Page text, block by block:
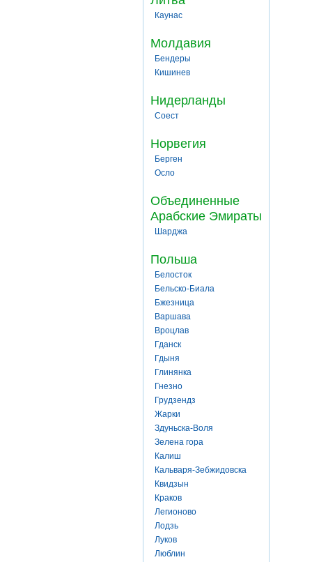
Каунас
Молдавия
Бендеры
Кишинев
Нидерланды
Соест
Норвегия
Берген
Осло
Объединенные
Арабские Эмираты
Шарджа
Польша
Белосток
Бельско-Биала
Бжезница
Варшава
Вроцлав
Гданск
Гдыня
Глинянка
Гнезно
Грудзендз
Жарки
Здуньска-Воля
Зелена гора
Калиш
Кальваря-Зебжидовска
Квидзын
Краков
Легионово
Лодзь
Луков
Люблин